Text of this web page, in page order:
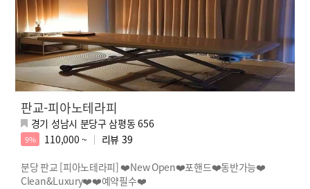
판교-피아노테라피
경기 성남시 분당구 삼평동 656
9% 110,000 ~ 리뷰 39
분당 판교 [피아노테라피] ❤️New Open❤️포핸드❤️동반가능❤️
Clean&Luxury❤️❤️예약필수❤️